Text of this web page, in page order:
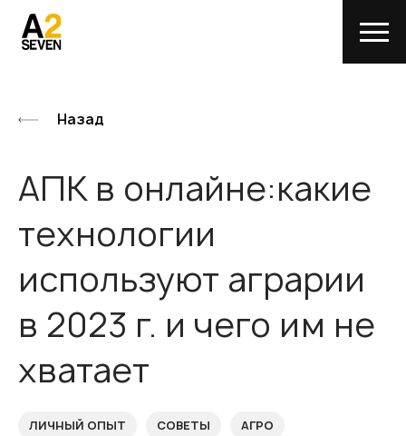
Назад
АПК в онлайне:какие
технологии
используют аграрии
в 2023 г. и чего им не
хватает
ЛИЧНЫЙ ОПЫТ СОВЕТЫ АГРО